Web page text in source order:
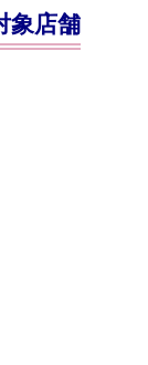
象店舗